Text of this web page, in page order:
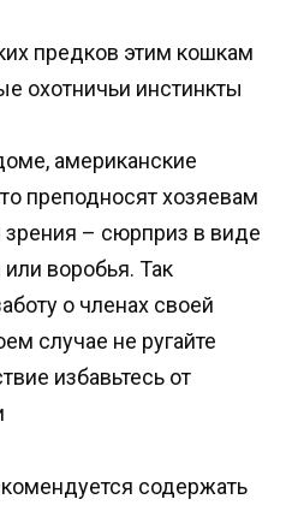
предков этим кошкам
охотничьи инстинкты
американские
преподносят хозяевам
зрения – сюрприз в виде
воробья. Так
о членах своей
случае не ругайте
избавьтесь от
содержать